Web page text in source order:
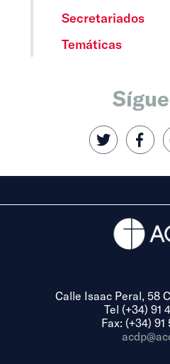
Secretariados
Temáticas
Calle Isaac Peral, 58
Tel (+34) 91
Fax: (+34) 91